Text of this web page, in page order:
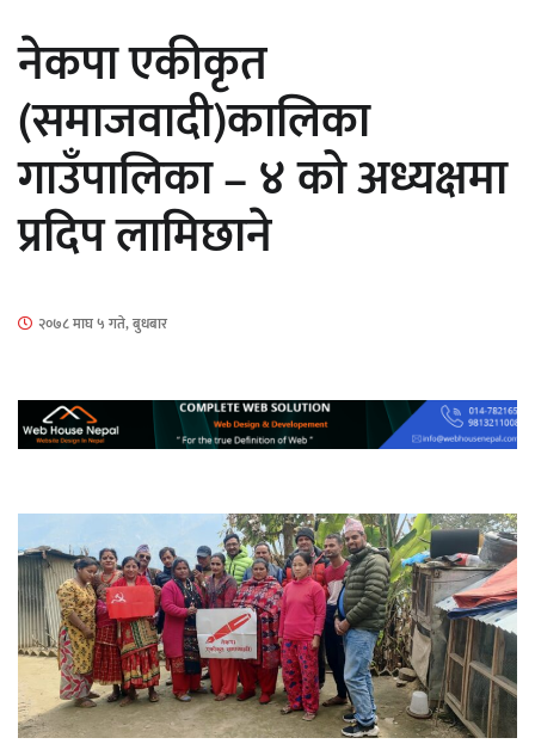
सार्वजनिक
माताकाे नाममा गलत गतिविधि गर्ने थापा प्रहरी
नियन्त्रणमा
‘ईयुमा डट कम’ले बुधबारदेखि आफ्नो
औपचारिक सेवा सञ्चालनमा
नेकपा एकीकृत
(समाजवादी)कालिका
गाउँपालिका – ४ को अध्यक्षमा
प्रदिप लामिछाने
२०७८ माघ ५ गते, बुधबार